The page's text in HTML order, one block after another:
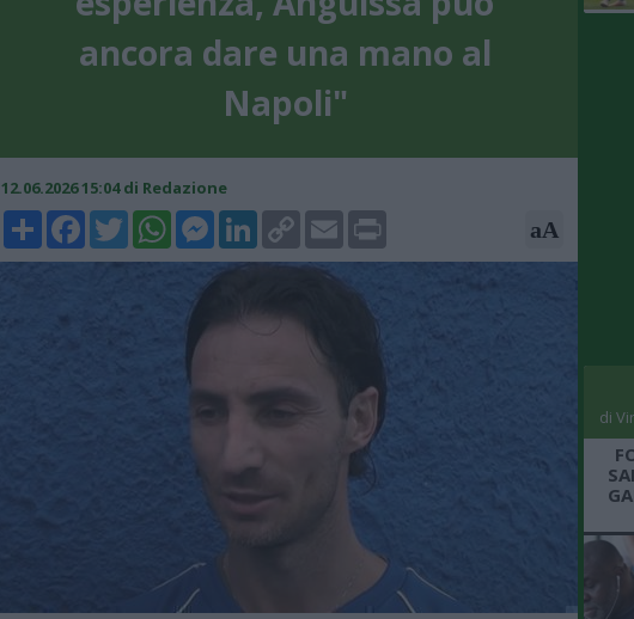
ancora dare una mano al
Napoli"
12.06.2026 15:04 di Redazione
ShareFacebookTwitterWhatsAppMessenger
LinkedIn
Copy
Link
Email Print aA
di